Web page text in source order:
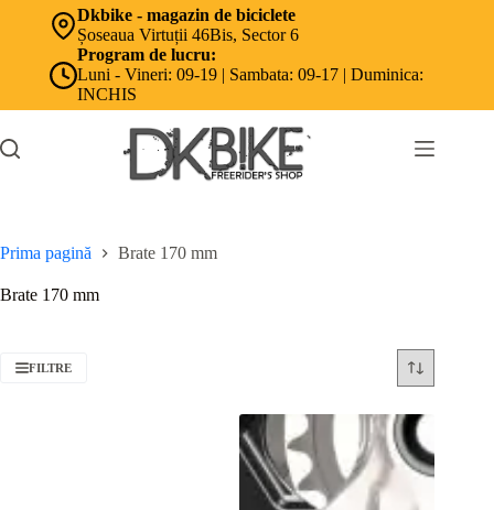
Dkbike - magazin de biciclete
Șoseaua Virtuții 46Bis, Sector 6
Program de lucru:
Luni - Vineri: 09-19 | Sambata: 09-17 | Duminica:
INCHIS
Prima pagină Brate 170 mm
Brate 170 mm
FILTRE